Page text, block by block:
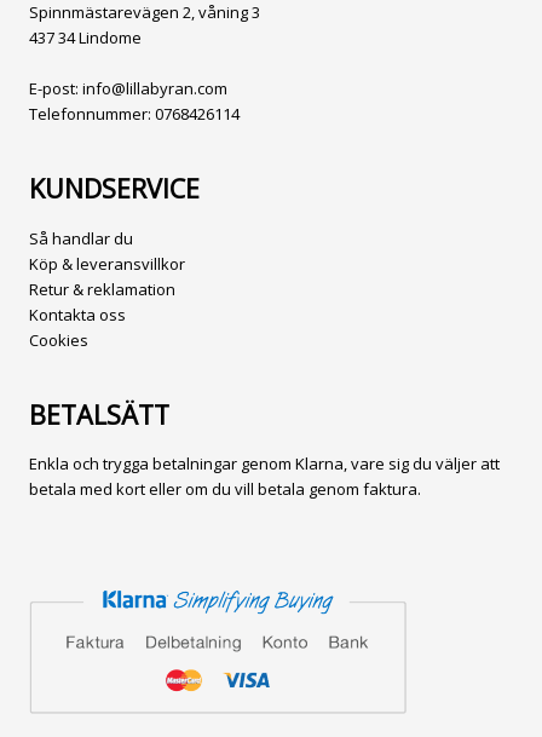
Spinnmästarevägen 2, våning 3
437 34 Lindome
E-post: info@lillabyran.com
Telefonnummer: 0768426114
KUNDSERVICE
Så handlar du
Köp & leveransvillkor
Retur & reklamation
Kontakta oss
Cookies
BETALSÄTT
Enkla och trygga betalningar genom Klarna, vare sig du väljer att
betala med kort eller om du vill betala genom faktura.